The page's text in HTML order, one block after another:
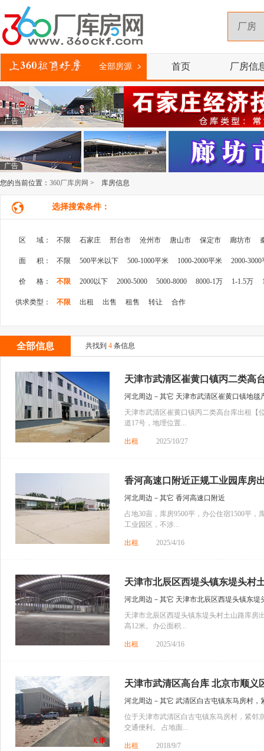
全部房源 首页 厂房信
广告
广告
您的当前位置： 360厂库房网 > 库房信息
选择搜索条件：
区 域： 不限 石家庄 邢台市 沧州市 唐山市 保定市 廊坊市
面 积： 不限 500平米以下 500-1000平米 1000-2000平米 2000-3000
价 格： 不限 2000以下 2000-5000 5000-8000 8000-1万 1-1.5万
供求类型： 不限 出租 出售 租售 转让 合作
全部信息 共找到 4 条信息
天津市武清区崔黄口镇丙二类高
河北周边－其它 天津市武清区崔黄口镇地毯
天津市武清区崔黄口镇丙二类高台库出租【
道17号，地理位置...
出租 2025/10/27
香河高速口附近正规工业园库房
河北周边－其它 香河高速口附近
占地30亩，库房9500平，办公住宿1500平
工业园区，不涉...
出租 2025/4/16
天津市北辰区西堤头镇东堤头村
河北周边－其它 天津市北辰区西堤头镇东堤
天津市北辰区西堤头镇东堤头村土山路库房
高12米。办公面积...
出租 2025/4/16
天津市武清区高台库 北京市顺义
河北周边－其它 武清区白古屯镇东马房村
位于天津市武清区白古屯镇东马房村，紧邻
交通便利。 占地面...
出租 2018/9/7